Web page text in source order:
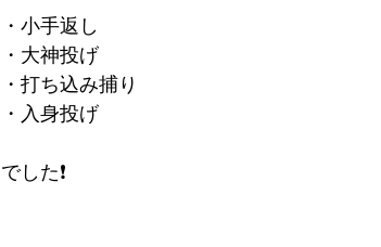
・小手返し
・大神投げ
・打ち込み捕り
・入身投げ
でした❗️